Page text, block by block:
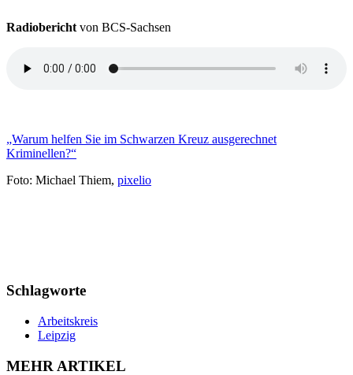
Radiobericht von BCS-Sachsen
„Warum helfen Sie im Schwarzen Kreuz ausgerechnet
Kriminellen?“
Foto: Michael Thiem, pixelio
Schlagworte
Arbeitskreis
Leipzig
MEHR ARTIKEL